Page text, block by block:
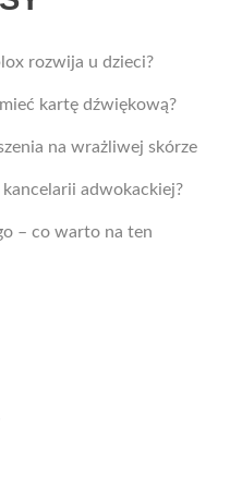
rozwija u dzieci?
kartę dźwiękową?
na wrażliwej skórze
adwokackiej?
– co warto na ten